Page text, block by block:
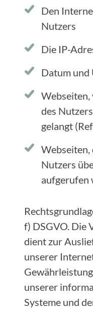
Den
Nutzers
Die IP-
Datum und
Webseiten,
des
gelangt
Webseiten,
Nutzers
aufgerufen
f) DSGVO. Die
dient zur
unserer
unserer
Systeme und